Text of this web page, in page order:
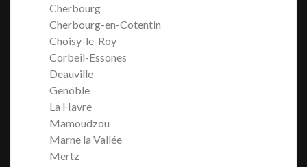
Cherbourg
Cherbourg-en-Cotentin
Choisy-le-Roy
Corbeil-Essones
Deauville
Genoble
La Havre
Mamoudzou
Marne la Vallée
Mertz